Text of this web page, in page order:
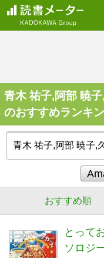
青木 祐子,阿部 暁
のおすすめランキ
おすすめ順
とって
ソロジ